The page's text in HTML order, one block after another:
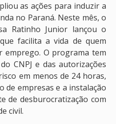
as ações para induzir a
no Paraná. Neste mês, o
Ratinho Junior lançou o
facilita a vida de quem
emprego. O programa tem
CNPJ e das autorizações
em menos de 24 horas,
de empresas e a instalação
de desburocratização com
civil.